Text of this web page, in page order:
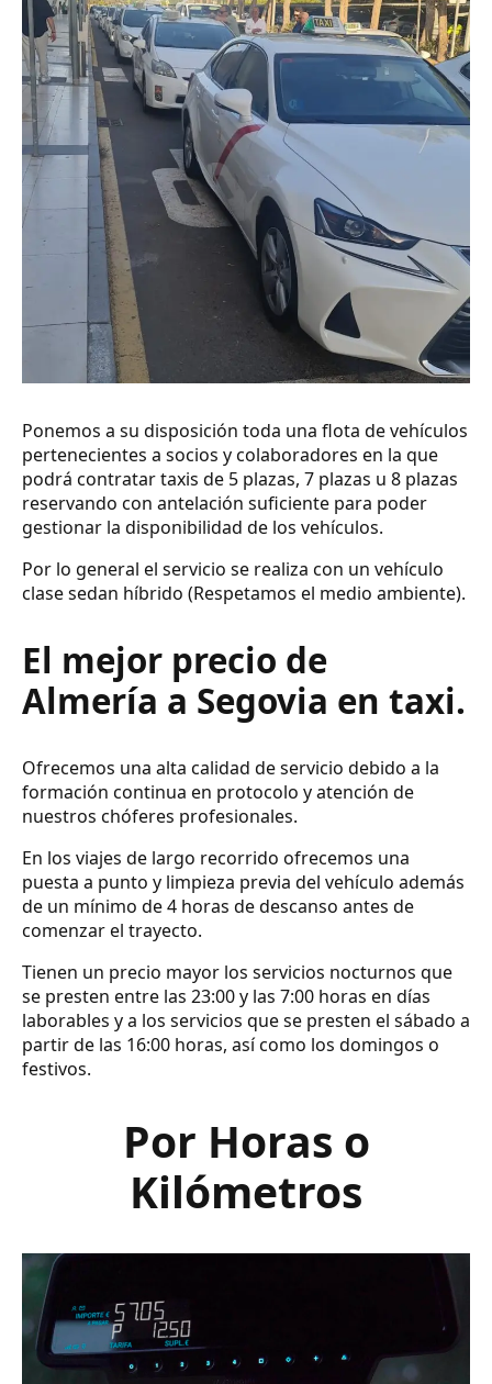
Ponemos a su disposición toda una flota de vehículos
pertenecientes a socios y colaboradores en la que
podrá contratar taxis de 5 plazas, 7 plazas u 8 plazas
reservando con antelación suficiente para poder
gestionar la disponibilidad de los vehículos.
Por lo general el servicio se realiza con un vehículo
clase sedan híbrido (Respetamos el medio ambiente).
El mejor precio de
Almería a Segovia en taxi.
Ofrecemos una alta calidad de servicio debido a la
formación continua en protocolo y atención de
nuestros chóferes profesionales.
En los viajes de largo recorrido ofrecemos una
puesta a punto y limpieza previa del vehículo además
de un mínimo de 4 horas de descanso antes de
comenzar el trayecto.
Tienen un precio mayor los servicios nocturnos que
se presten entre las 23:00 y las 7:00 horas en días
laborables y a los servicios que se presten el sábado a
partir de las 16:00 horas, así como los domingos o
festivos.
Por Horas o
Kilómetros